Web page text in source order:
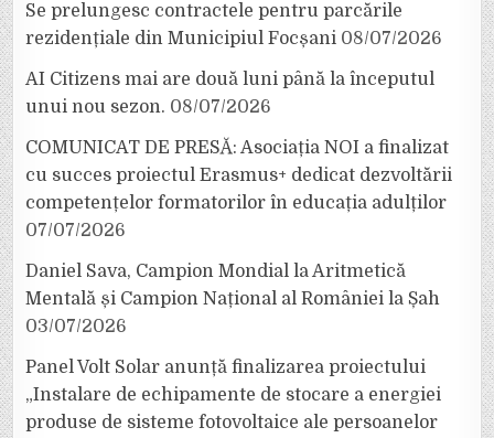
Se prelungesc contractele pentru parcările
rezidențiale din Municipiul Focșani 08/07/2026
AI Citizens mai are două luni până la începutul
unui nou sezon. 08/07/2026
COMUNICAT DE PRESĂ: Asociația NOI a finalizat
cu succes proiectul Erasmus+ dedicat dezvoltării
competențelor formatorilor în educația adulților
07/07/2026
Daniel Sava, Campion Mondial la Aritmetică
Mentală și Campion Național al României la Șah
03/07/2026
Panel Volt Solar anunță finalizarea proiectului
„Instalare de echipamente de stocare a energiei
produse de sisteme fotovoltaice ale persoanelor